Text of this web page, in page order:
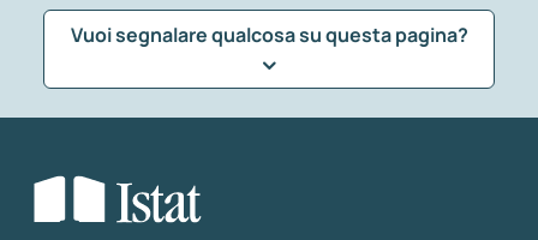
Vuoi segnalare qualcosa su questa pagina?
Seleziona la tipologia della segnalazione